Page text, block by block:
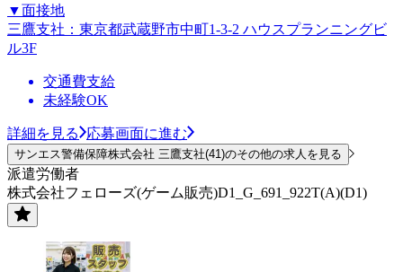
▼面接地
三鷹支社：東京都武蔵野市中町1-3-2 ハウスプランニングビ
ル3F
交通費支給
未経験OK
詳細を見る 応募画面に進む
サンエス警備保障株式会社 三鷹支社(41)のその他の求人を見る
派遣労働者
株式会社フェローズ(ゲーム販売)D1_G_691_922T(A)(D1)